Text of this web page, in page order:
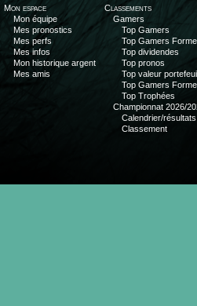
Mon espace
Mon équipe
Mes pronostics
Mes perfs
Mes infos
Mon historique argent
Mes amis
Classements
Gamers
Top Gamers
Top Gamers Forme
Top dividendes
Top pronos
Top valeur
Top Gamers Forme
Top Trophées
Championnat 2026/
Calendrier/résultats
Classement